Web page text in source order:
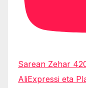
Sarean Zehar
AliExpressi eta